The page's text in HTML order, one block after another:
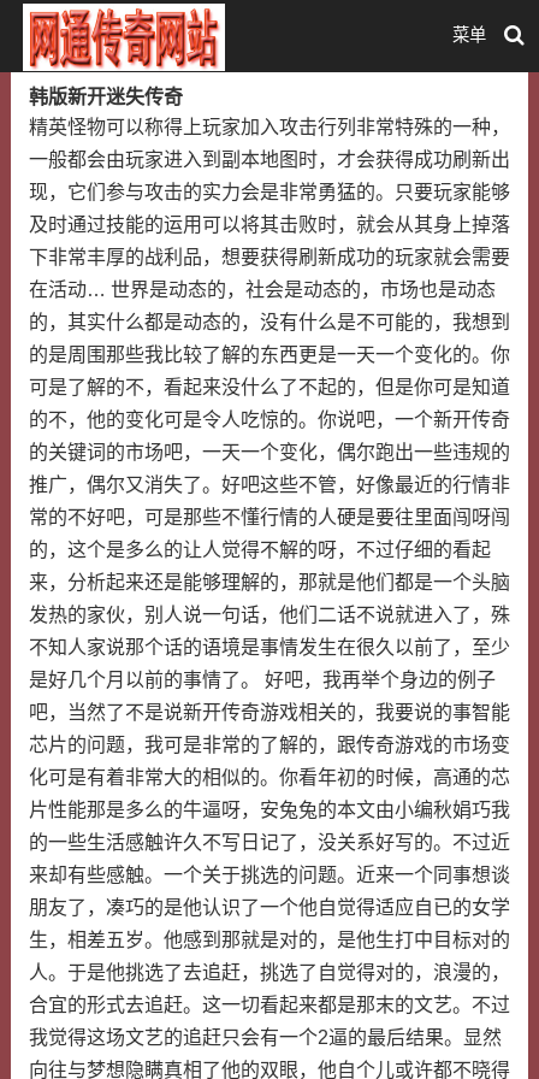
菜单
韩版新开迷失传奇
精英怪物可以称得上玩家加入攻击行列非常特殊的一种，
一般都会由玩家进入到副本地图时，才会获得成功刷新出
现，它们参与攻击的实力会是非常勇猛的。只要玩家能够
及时通过技能的运用可以将其击败时，就会从其身上掉落
下非常丰厚的战利品，想要获得刷新成功的玩家就会需要
在活动… 世界是动态的，社会是动态的，市场也是动态
的，其实什么都是动态的，没有什么是不可能的，我想到
的是周围那些我比较了解的东西更是一天一个变化的。你
可是了解的不，看起来没什么了不起的，但是你可是知道
的不，他的变化可是令人吃惊的。你说吧，一个新开传奇
的关键词的市场吧，一天一个变化，偶尔跑出一些违规的
推广，偶尔又消失了。好吧这些不管，好像最近的行情非
常的不好吧，可是那些不懂行情的人硬是要往里面闯呀闯
的，这个是多么的让人觉得不解的呀，不过仔细的看起
来，分析起来还是能够理解的，那就是他们都是一个头脑
发热的家伙，别人说一句话，他们二话不说就进入了，殊
不知人家说那个话的语境是事情发生在很久以前了，至少
是好几个月以前的事情了。 好吧，我再举个身边的例子
吧，当然了不是说新开传奇游戏相关的，我要说的事智能
芯片的问题，我可是非常的了解的，跟传奇游戏的市场变
化可是有着非常大的相似的。你看年初的时候，高通的芯
片性能那是多么的牛逼呀，安兔兔的本文由小编秋娟巧我
的一些生活感触许久不写日记了，没关系好写的。不过近
来却有些感触。一个关于挑选的问题。近来一个同事想谈
朋友了，凑巧的是他认识了一个他自觉得适应自已的女学
生，相差五岁。他感到那就是对的，是他生打中目标对的
人。于是他挑选了去追赶，挑选了自觉得对的，浪漫的，
合宜的形式去追赶。这一切看起来都是那末的文艺。不过
我觉得这场文艺的追赶只会有一个2逼的最后结果。显然
向往与梦想隐瞒真相了他的双眼，他自个儿或许都不晓得